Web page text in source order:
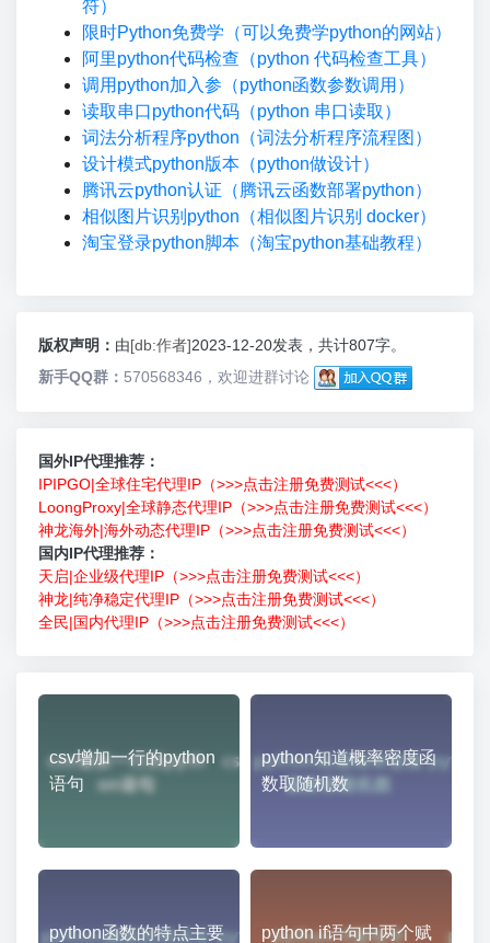
符）
限时Python免费学（可以免费学python的网站）
阿里python代码检查（python 代码检查工具）
调用python加入参（python函数参数调用）
读取串口python代码（python 串口读取）
词法分析程序python（词法分析程序流程图）
设计模式python版本（python做设计）
腾讯云python认证（腾讯云函数部署python）
相似图片识别python（相似图片识别 docker）
淘宝登录python脚本（淘宝python基础教程）
版权声明： 由[db:作者]2023-12-20发表，共计807字。
新手QQ群： 570568346，欢迎进群讨论
国外IP代理推荐：
IPIPGO|全球住宅代理IP（>>>点击注册免费测试<<<）
LoongProxy|全球静态代理IP（>>>点击注册免费测试<<<）
神龙海外|海外动态代理IP（>>>点击注册免费测试<<<）
国内IP代理推荐：
天启|企业级代理IP（>>>点击注册免费测试<<<）
神龙|纯净稳定代理IP（>>>点击注册免费测试<<<）
全民|国内代理IP（>>>点击注册免费测试<<<）
csv增加一行的python
语句
python知道概率密度函
数取随机数
python函数的特点主要
python if语句中两个赋